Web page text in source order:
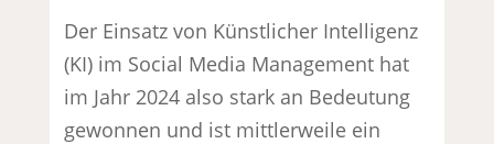
Der Einsatz von Künstlicher Intelligenz
(KI) im Social Media Management hat
im Jahr 2024 also stark an Bedeutung
gewonnen und ist mittlerweile ein